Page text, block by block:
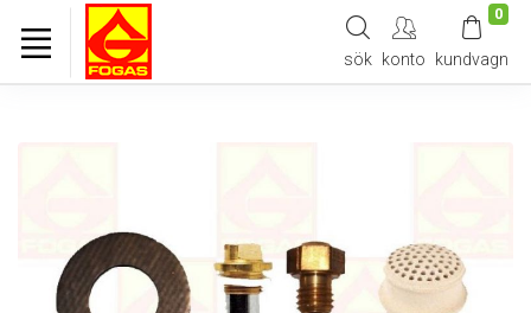
sök konto
0
kundvagn